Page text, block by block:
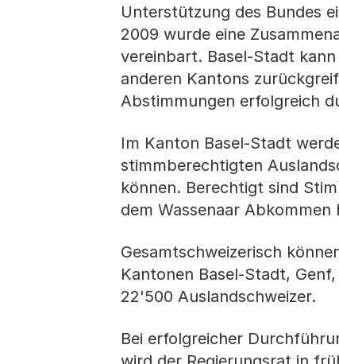
Unterstützung des Bundes
2009 wurde eine
vereinbart. Basel-Stadt
anderen Kantons
Abstimmungen erfolgreich
Im Kanton Basel-Stadt
stimmberechtigten
können. Berechtigt sind
dem Wassenaar
Gesamtschweizerisch
Kantonen Basel-Stadt,
22'500 Auslandschweizer.
Bei erfolgreicher